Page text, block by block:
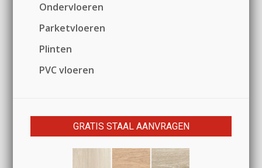
Ondervloeren
Parketvloeren
Plinten
PVC vloeren
GRATIS STAAL AANVRAGEN